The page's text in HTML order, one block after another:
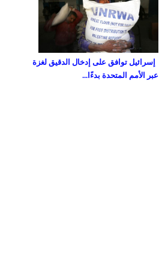
إسرائيل توافق على إدخال الدقيق لغزة
عبر الأمم المتحدة بدءًا...